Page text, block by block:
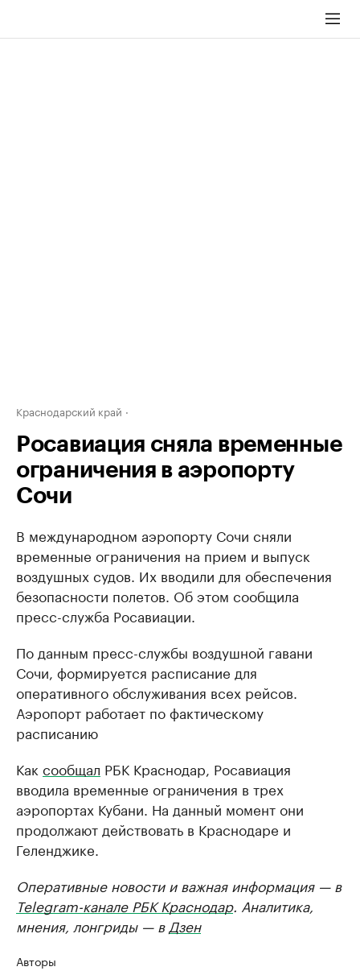
Краснодарский край
Росавиация сняла временные
ограничения в аэропорту
Сочи
В международном аэропорту Сочи сняли
временные ограничения на прием и выпуск
воздушных судов. Их вводили для обеспечения
безопасности полетов. Об этом сообщила
пресс-служба Росавиации.
По данным пресс-службы воздушной гавани
Сочи, формируется расписание для
оперативного обслуживания всех рейсов.
Аэропорт работает по фактическому
расписанию
Как сообщал РБК Краснодар, Росавиация
вводила временные ограничения в трех
аэропортах Кубани. На данный момент они
продолжают действовать в Краснодаре и
Геленджике.
Оперативные новости и важная информация — в
Telegram-канале РБК Краснодар. Аналитика,
мнения, лонгриды — в Дзен
Авторы